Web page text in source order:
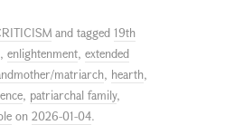
and tagged 19th
, enlightenment, extended
matriarch, hearth,
, patriarchal family,
on 2026-01-04.